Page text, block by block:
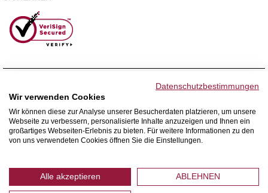
WIR VERSENDEN MIT
Datenschutzbestimmungen
Wir verwenden Cookies
Wir können diese zur Analyse unserer Besucherdaten platzieren, um unsere
Webseite zu verbessern, personalisierte Inhalte anzuzeigen und Ihnen ein
großartiges Webseiten-Erlebnis zu bieten. Für weitere Informationen zu den
von uns verwendeten Cookies öffnen Sie die Einstellungen.
Alle akzeptieren ABLEHNEN